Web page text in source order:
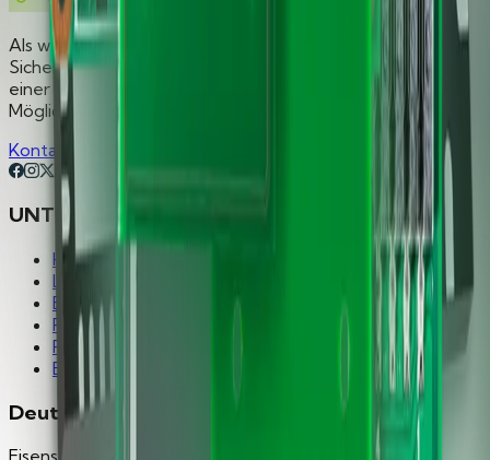
Als weltweit führender Anbieter hochwertiger
Sicherheitslösungen bündeln wir globale Expertise hinter
einer klaren Mission: Integrierte Sicherheit. Grenzenlose
Möglichkeiten.
Kontakt
UNTERNEHMEN
Hirsch Group
Lösungen
Branchen
Produkte
Partner
Blog
Deutschland